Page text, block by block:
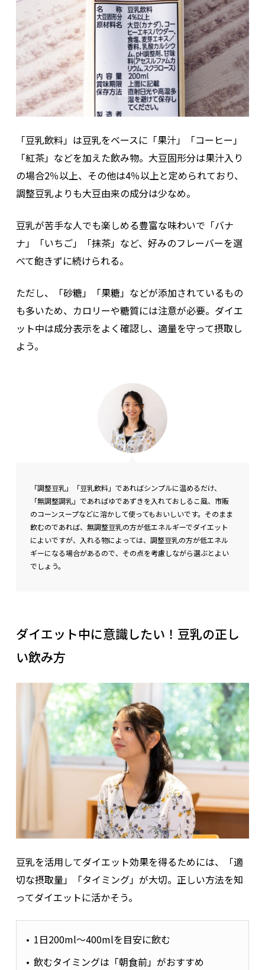
「豆乳飲料」は豆乳をベースに「果汁」「コーヒー」
「紅茶」などを加えた飲み物。大豆固形分は果汁入り
の場合2％以上、その他は4％以上と定められており、
調整豆乳よりも大豆由来の成分は少なめ。
豆乳が苦手な人でも楽しめる豊富な味わいで「バナ
ナ」「いちご」「抹茶」など、好みのフレーバーを選
べて飽きずに続けられる。
ただし、「砂糖」「果糖」などが添加されているもの
も多いため、カロリーや糖質には注意が必要。ダイエ
ット中は成分表示をよく確認し、適量を守って摂取し
よう。
「調整豆乳」「豆乳飲料」であればシンプルに温めるだけ、
「無調整調乳」であればゆであずきを入れておしるこ風、市販
のコーンスープなどに溶かして使ってもおいしいです。そのまま
飲むのであれば、無調整豆乳の方が低エネルギーでダイエット
によいですが、入れる物によっては、調整豆乳の方が低エネル
ギーになる場合があるので、その点を考慮しながら選ぶとよい
でしょう。
ダイエット中に意識したい！豆乳の正し
い飲み方
豆乳を活用してダイエット効果を得るためには、「適
切な摂取量」「タイミング」が大切。正しい方法を知
ってダイエットに活かそう。
1日200ml～400mlを目安に飲む
飲むタイミングは「朝食前」がおすすめ